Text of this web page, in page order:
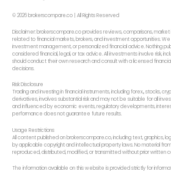
© 2026 brokerscompare.co | All Rights Reserved
Disclaimer: brokerscompare.co provides reviews, comparisons,
related to financial markets, brokers, and investment opportunities.
investment management, or personalized financial advice. Nothing
considered financial, legal, or tax advice. All investments involve risk,
should conduct their own research and consult with a licensed
decisions.
Risk Disclosure
Trading and investing in financial instruments, including forex,, stocks,
derivatives, involves substantial risk and may not be suitable for all
and influenced by economic events, regulatory developments,
performance does not guarantee future results.
Usage Restrictions
All content published on brokerscompare.co, including text, graphics,
by applicable copyright and intellectual property laws. No material
reproduced, distributed, modified, or transmitted without prior written
The information available on this website is provided strictly for